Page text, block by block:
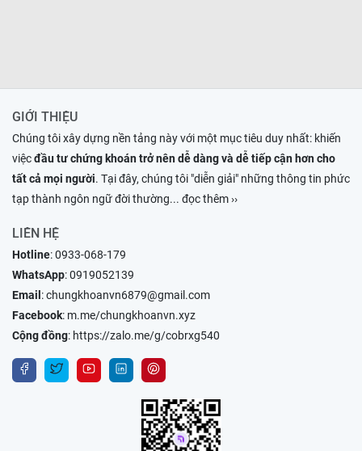
GIỚI THIỆU
Chúng tôi xây dựng nền tảng này với một mục tiêu duy nhất: khiến
việcđầu tư chứng khoán trở nên dễ dàng và dễ tiếp cận hơn cho
tất cả mọi người. Tại đây, chúng tôi "diễn giải" những thông tin phức
tạp thành ngôn ngữ đời thường... đọc thêm ››
LIÊN HỆ
Hotline:0933-068-179
WhatsApp:0919052139
Email :chungkhoanvn6879@gmail.com
Facebook: m.me/chungkhoanvn.xyz
Cộng đồng: https://zalo.me/g/cobrxg540